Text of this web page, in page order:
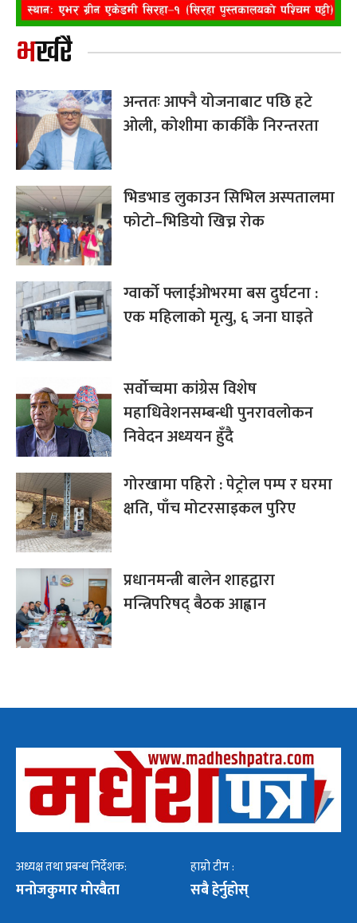
भर्खरै
अन्ततः आफ्नै योजनाबाट पछि हटे
ओली, कोशीमा कार्कीकै निरन्तरता
भिडभाड लुकाउन सिभिल अस्पतालमा
फोटो–भिडियो खिच्न रोक
ग्वार्को फ्लाईओभरमा बस दुर्घटना :
एक महिलाको मृत्यु, ६ जना घाइते
सर्वोच्चमा कांग्रेस विशेष
महाधिवेशनसम्बन्धी पुनरावलोकन
निवेदन अध्ययन हुँदै
गोरखामा पहिरो : पेट्रोल पम्प र घरमा
क्षति, पाँच मोटरसाइकल पुरिए
प्रधानमन्त्री बालेन शाहद्वारा
मन्त्रिपरिषद् बैठक आह्वान
अध्यक्ष तथा प्रबन्ध निर्देशक:
मनोजकुमार मोरबैता
हाम्रो टीम :
सबै हेर्नुहोस्